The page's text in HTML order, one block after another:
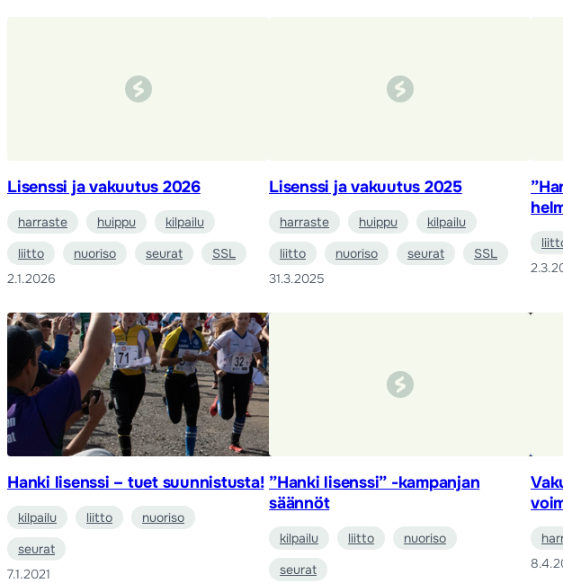
Lisenssi ja vakuutus 2026
harraste huippu
kilpailu
liitto
nuoriso seurat
SSL
2.1.2026
Lisenssi ja vakuutus 2025
harraste huippu
kilpailu
liitto
nuoriso seurat
SSL
31.3.2025
Hanki lisenssi – tuet suunnistusta!
kilpailu liitto
nuoriso
seurat
7.1.2021
”Hanki lisenssi” -kampanjan
säännöt
kilpailu liitto
nuoriso
seurat